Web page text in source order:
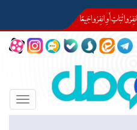
Toggle